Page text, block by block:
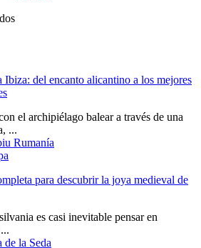
del encanto alicantino a los mejores
el archipiélago balear a través de una
...
para descubrir la joya medieval de
es casi inevitable pensar en